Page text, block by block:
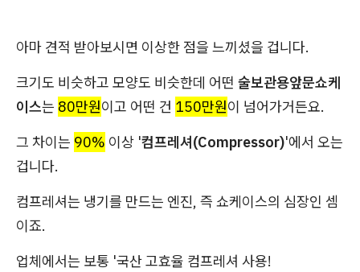
아마 견적 받아보시면 이상한 점을 느끼셨을 겁니다.
크기도 비슷하고 모양도 비슷한데 어떤 술보관용앞문쇼케
이스는 80만원이고 어떤 건 150만원이 넘어가거든요.
그 차이는 90% 이상 '컴프레셔(Compressor)'에서 오는
겁니다.
컴프레셔는 냉기를 만드는 엔진, 즉 쇼케이스의 심장인 셈
이죠.
업체에서는 보통 '국산 고효율 컴프레셔 사용!